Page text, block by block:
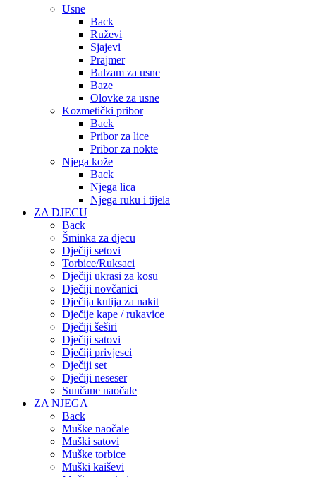
Usne
Back
Ruževi
Sjajevi
Prajmer
Balzam za usne
Baze
Olovke za usne
Kozmetički pribor
Back
Pribor za lice
Pribor za nokte
Njega kože
Back
Njega lica
Njega ruku i tijela
ZA DJECU
Back
Šminka za djecu
Dječiji setovi
Torbice/Ruksaci
Dječiji ukrasi za kosu
Dječiji novčanici
Dječija kutija za nakit
Dječije kape / rukavice
Dječiji šeširi
Dječiji satovi
Dječiji privjesci
Dječiji set
Dječiji neseser
Sunčane naočale
ZA NJEGA
Back
Muške naočale
Muški satovi
Muške torbice
Muški kaiševi